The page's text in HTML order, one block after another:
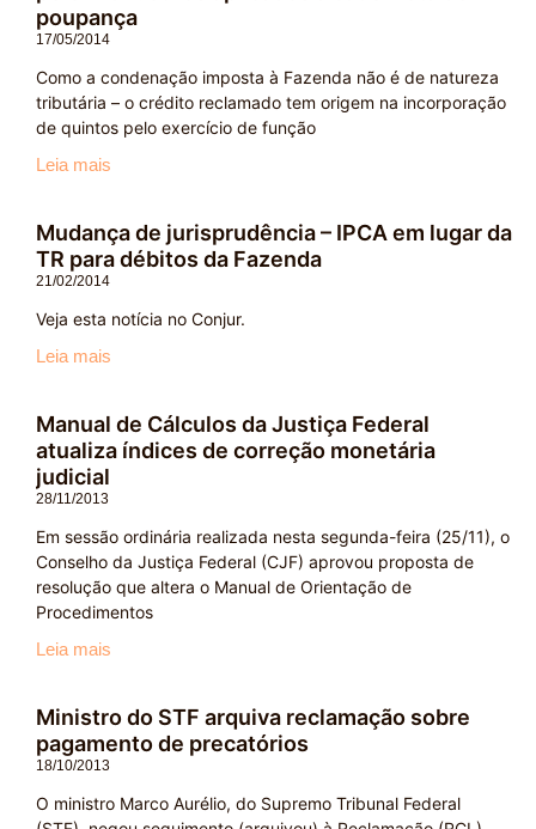
poupança
17/05/2014
Como a condenação imposta à Fazenda não é de natureza
tributária – o crédito reclamado tem origem na incorporação
de quintos pelo exercício de função
Leia mais
Mudança de jurisprudência – IPCA em lugar da
TR para débitos da Fazenda
21/02/2014
Veja esta notícia no Conjur.
Leia mais
Manual de Cálculos da Justiça Federal
atualiza índices de correção monetária
judicial
28/11/2013
Em sessão ordinária realizada nesta segunda-feira (25/11), o
Conselho da Justiça Federal (CJF) aprovou proposta de
resolução que altera o Manual de Orientação de
Procedimentos
Leia mais
Ministro do STF arquiva reclamação sobre
pagamento de precatórios
18/10/2013
O ministro Marco Aurélio, do Supremo Tribunal Federal